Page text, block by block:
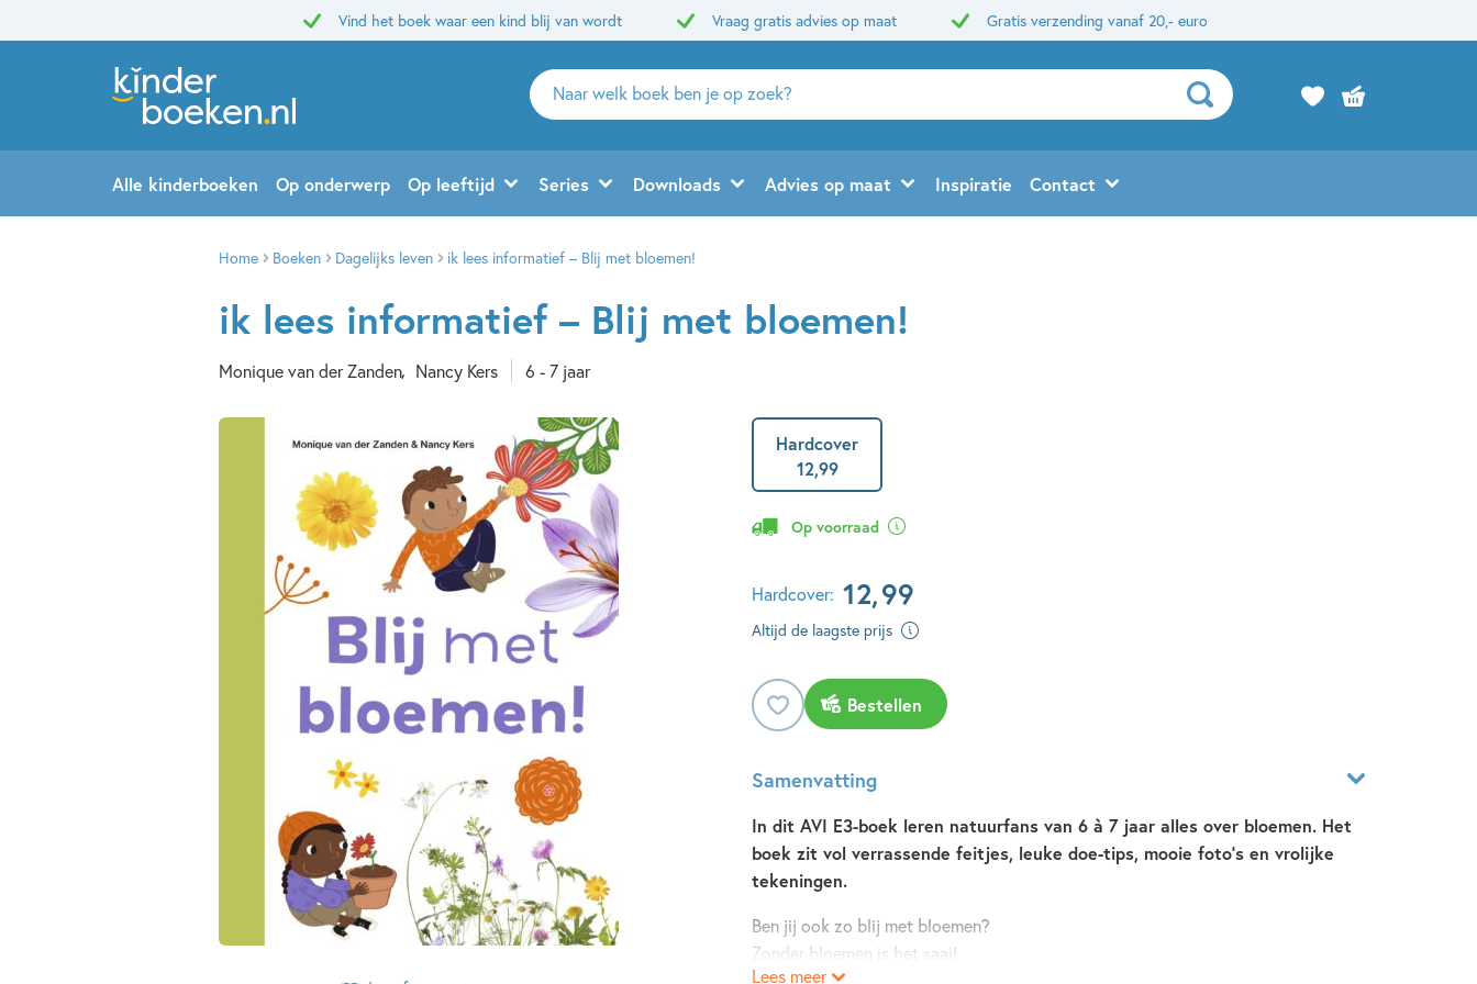
Vind het boek waar een kind blij van wordt Vraag gratis advies op maat Gratis verzending vanaf 20,- euro
Zoeken
naar
en
uitgevers
Alle kinderboeken Op onderwerp Op leeftijd Series Downloads Advies op maat Inspiratie Contact
Home Boeken Dagelijks leven ik lees informatief – Blij met bloemen!
ik lees informatief – Blij met bloemen!
Monique van der Zanden Nancy Kers 6 - 7 jaar
Hardcover
12,99
Op voorraad
Hardcover: 12,99
Altijd de laagste prijs
Bestellen
Samenvatting
In dit AVI E3-boek leren natuurfans van 6 à 7 jaar alles over bloemen. Het
boek zit vol verrassende feitjes, leuke doe-tips, mooie foto’s en vrolijke
tekeningen.
Ben jij ook zo blij met bloemen?
Zonder bloemen is het saai!
Lees meer